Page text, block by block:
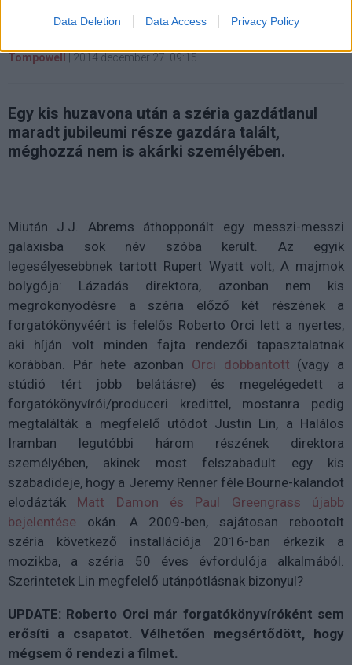
Data Deletion Data Access Privacy Policy
rendezője
Tompowell 2014 december 27. 09:15
Egy kis huzavona után a széria gazdátlanul
maradt jubileumi része gazdára talált,
méghozzá nem is akárki személyében.
Miután J.J. Abrems áthopponált egy messzi-messzi
galaxisba sok név szóba került. Az egyik
legesélyesebbnek tartott Rupert Wyatt volt, A majmok
bolygója: Lázadás direktora, azonban nem kis
megrökönyödésre a széria előző két részének a
forgatókönyvéért is felelős Roberto Orci lett a nyertes,
aki híján volt minden fajta rendezői tapasztalatnak
korábban. Pár hete azonban Orci dobbantott (vagy a
stúdió tért jobb belátásre) és megelégedett a
forgatókönyvírói/produceri kredittel, mostanra pedig
megtalálták a megfelelő utódot Justin Lin, a Halálos
Iramban legutóbbi három részének direktora
személyében, akinek most felszabadult egy kis
szabadideje, hogy a Jeremy Renner féle Bourne-kalandot
elodázták Matt Damon és Paul Greengrass újabb
bejelentése okán. A 2009-ben, sajátosan rebootolt
széria következő installációja 2016-ban érkezik a
mozikba, a széria 50 éves évfordulója alkalmából.
Szerintetek Lin megfelelő utánpótlásnak bizonyul?
UPDATE: Roberto Orci már forgatókönyvíróként sem
erősíti a csapatot. Vélhetően megsértődött, hogy
mégsem ő rendezi a filmet.